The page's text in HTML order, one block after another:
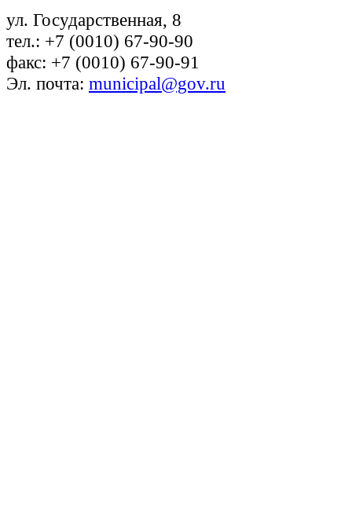
ул. Государственная, 8
тел.: +7 (0010) 67-90-90
факс: +7 (0010) 67-90-91
Эл. почта: municipal@gov.ru